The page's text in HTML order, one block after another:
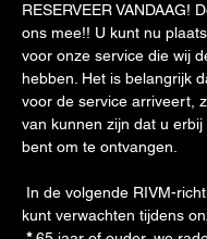
RESERVEER VANDAAG!
ons mee!! U kunt nu
voor onze service die wij
hebben. Het is belangrijk
voor de service arriveert,
van kunnen zijn dat u
bent om te ontvangen.
kunt verwachten tijdens